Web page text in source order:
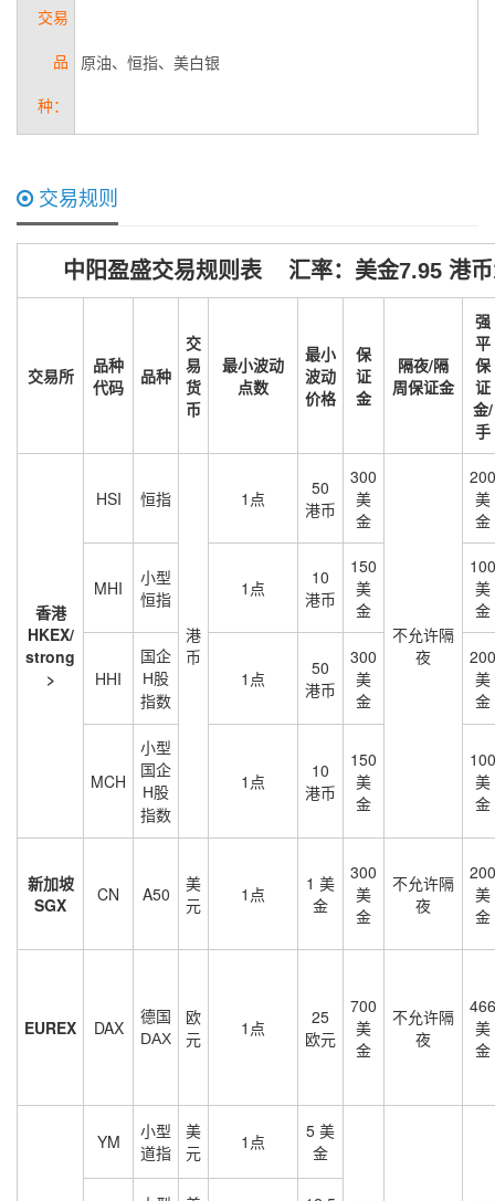
交易
品
种：
原油、恒指、美白银
交易规则
中阳盈盛交易规则表 汇率：美金7.95 港
交易所
品种
代码
品种
交
易
货
币
最小波动
点数
最小
波动
价格
保
证
金
隔夜/隔
周保证金
强
平
保
证
金/
手
香港
HKEX/
strong
>
HSI 恒指
港
币
1点
50
港币
300
美
金
不允许隔
夜
200
美
金
MHI
小型
恒指
1点
10
港币
150
美
金
100
美
金
HHI
国企
H股
指数
1点
50
港币
300
美
金
200
美
金
MCH
小型
国企
H股
指数
1点
10
港币
150
美
金
100
美
金
新加坡
SGX
CN A50
美
元
1点
1 美
金
300
美
金
不允许隔
夜
200
美
金
EUREX DAX
德国
DAX
欧
元
1点
25
欧元
700
美
金
不允许隔
夜
466
美
金
YM
小型
道指
美
元
1点
5 美
金